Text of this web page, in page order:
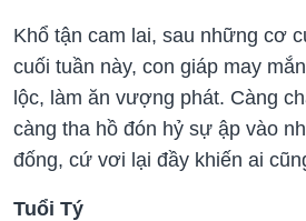
Khổ tận cam lai, sau những cơ
cuối tuần này, con giáp may
lộc, làm ăn vượng phát. Càng
càng tha hồ đón hỷ sự ập vào
đống, cứ vơi lại đầy khiến ai
Tuổi Tý